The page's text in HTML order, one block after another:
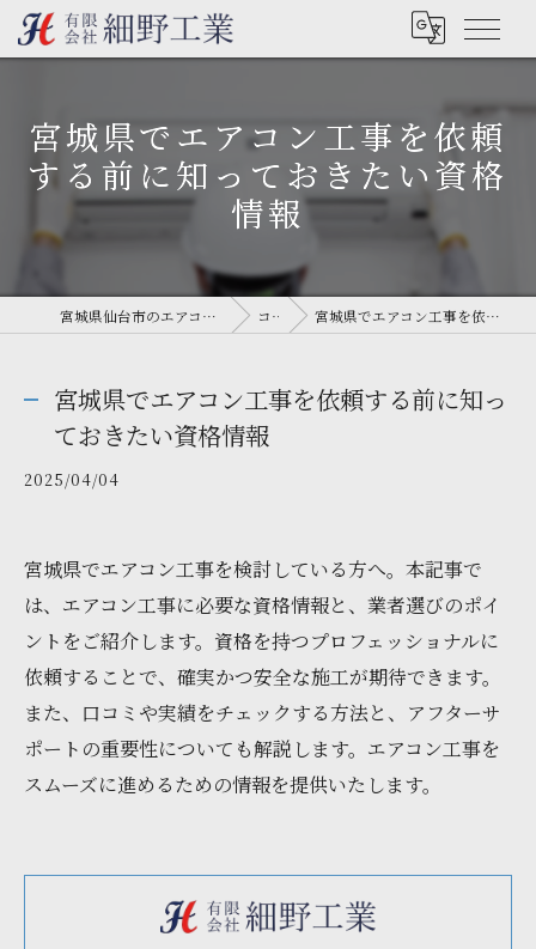
宮城県でエアコン工事を依頼
する前に知っておきたい資格
情報
宮城県仙台市のエアコン工事なら有限会社細野工業 コラム 宮城県でエアコン工事を依頼する前に知っておきたい資格情報
宮城県でエアコン工事を依頼する前に知っ
ておきたい資格情報
2025/04/04
宮城県でエアコン工事を検討している方へ。本記事で
は、エアコン工事に必要な資格情報と、業者選びのポイ
ントをご紹介します。資格を持つプロフェッショナルに
依頼することで、確実かつ安全な施工が期待できます。
また、口コミや実績をチェックする方法と、アフターサ
ポートの重要性についても解説します。エアコン工事を
スムーズに進めるための情報を提供いたします。